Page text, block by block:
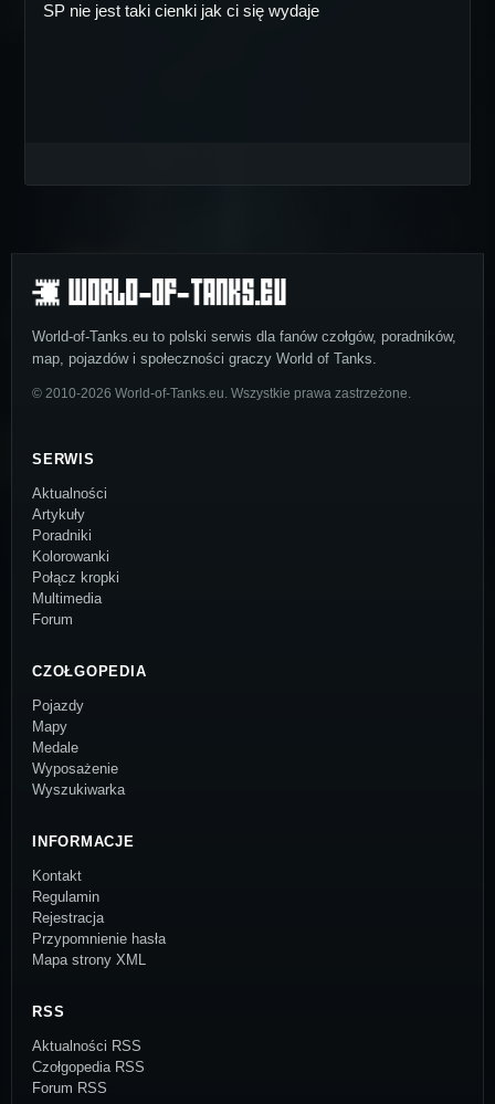
SP nie jest taki cienki jak ci się wydaje
World-of-Tanks.eu to polski serwis dla fanów czołgów, poradników,
map, pojazdów i społeczności graczy World of Tanks.
© 2010-2026 World-of-Tanks.eu. Wszystkie prawa zastrzeżone.
SERWIS
Aktualności
Artykuły
Poradniki
Kolorowanki
Połącz kropki
Multimedia
Forum
CZOŁGOPEDIA
Pojazdy
Mapy
Medale
Wyposażenie
Wyszukiwarka
INFORMACJE
Kontakt
Regulamin
Rejestracja
Przypomnienie hasła
Mapa strony XML
RSS
Aktualności RSS
Czołgopedia RSS
Forum RSS